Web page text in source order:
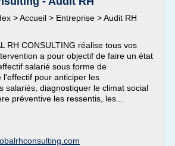
> Accueil > Entreprise > Audit RH
RH CONSULTING réalise tous vos
a pour objectif de faire un état
salarié sous forme de
l'effectif pour anticiper les
salariés, diagnostiquer le climat social
préventive les ressentis, les...